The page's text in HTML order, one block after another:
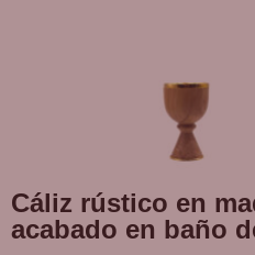
Cáliz rústico en
acabado en baño